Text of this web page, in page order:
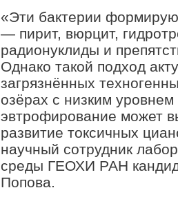
«Эти бактерии
— пирит, вюрцит,
радионуклиды и
Однако такой подход
загрязнённых
озёрах с низким уровнем
эвтрофирование может
развитие токсичных
научный сотрудник
среды ГЕОХИ РАН
Попова.